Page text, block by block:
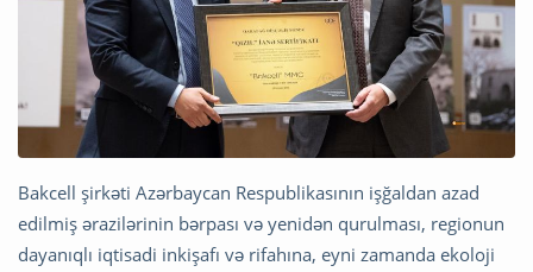
Bakcell şirkəti Azərbaycan Respublikasının işğaldan azad
edilmiş ərazilərinin bərpası və yenidən qurulması, regionun
dayanıqlı iqtisadi inkişafı və rifahına, eyni zamanda ekoloji